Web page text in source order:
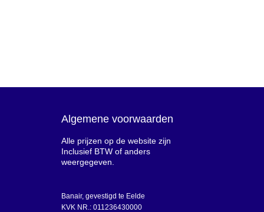
Algemene voorwaarden
Alle prijzen op de website zijn
Inclusief BTW of anders
weergegeven.
Banair, gevestigd te Eelde
KVK NR.: 011236430000